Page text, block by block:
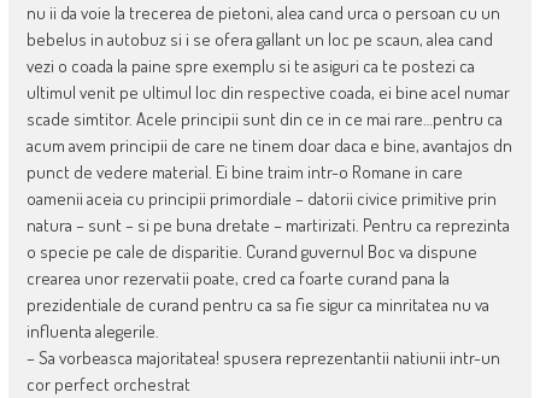
nu ii da voie la trecerea de pietoni, alea cand urca o persoan cu un
bebelus in autobuz si i se ofera gallant un loc pe scaun, alea cand
vezi o coada la paine spre exemplu si te asiguri ca te postezi ca
ultimul venit pe ultimul loc din respective coada, ei bine acel numar
scade simtitor. Acele principii sunt din ce in ce mai rare…pentru ca
acum avem principii de care ne tinem doar daca e bine, avantajos dn
punct de vedere material. Ei bine traim intr-o Romane in care
oamenii aceia cu principii primordiale – datorii civice primitive prin
natura – sunt – si pe buna dretate – martirizati. Pentru ca reprezinta
o specie pe cale de disparitie. Curand guvernul Boc va dispune
crearea unor rezervatii poate, cred ca foarte curand pana la
prezidentiale de curand pentru ca sa fie sigur ca minritatea nu va
influenta alegerile.
– Sa vorbeasca majoritatea! spusera reprezentantii natiunii intr-un
cor perfect orchestrat